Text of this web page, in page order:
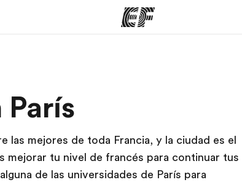
hacemos
las mejores de toda Francia, y la ciudad es el
mejorar tu nivel de francés para continuar tus
de las universidades de París para